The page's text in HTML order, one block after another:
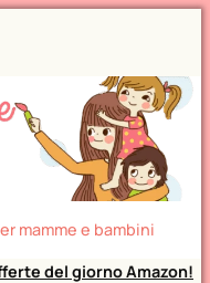
mamme e bambini
del giorno Amazon!